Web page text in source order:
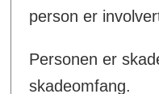
person er
Personen er
skadeomfang.